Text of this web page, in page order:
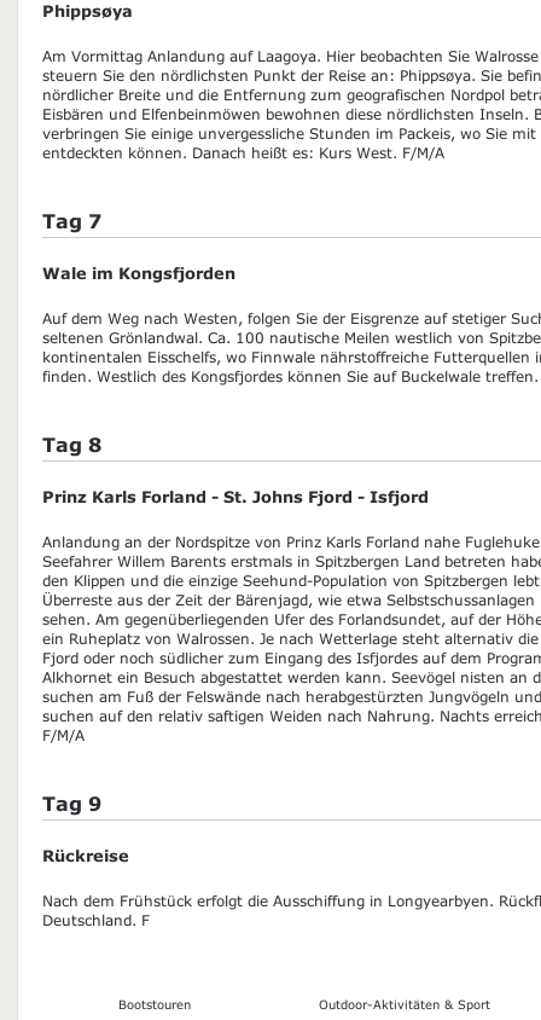
Phippsøya
Am Vormittag Anlandung auf Laagoya. Hier beobachten Sie
steuern Sie den nördlichsten Punkt der Reise an: Phippsøya. Sie
nördlicher Breite und die Entfernung zum geografischen Nordpol
Eisbären und Elfenbeinmöwen bewohnen diese nördlichsten Inseln.
verbringen Sie einige unvergessliche Stunden im Packeis, wo Sie
entdeckten können. Danach heißt es: Kurs West. F/M/A
Tag 7
Wale im Kongsfjorden
Auf dem Weg nach Westen, folgen Sie der Eisgrenze auf stetiger
seltenen Grönlandwal. Ca. 100 nautische Meilen westlich von
kontinentalen Eisschelfs, wo Finnwale nährstoffreiche Futterquellen
finden. Westlich des Kongsfjordes können Sie auf Buckelwale
Tag 8
Prinz Karls Forland - St. Johns Fjord - Isfjord
Anlandung an der Nordspitze von Prinz Karls Forland nahe
Seefahrer Willem Barents erstmals in Spitzbergen Land betreten
den Klippen und die einzige Seehund-Population von Spitzbergen
Überreste aus der Zeit der Bärenjagd, wie etwa
sehen. Am gegenüberliegenden Ufer des Forlandsundet, auf der
ein Ruheplatz von Walrossen. Je nach Wetterlage steht alternativ
Fjord oder noch südlicher zum Eingang des Isfjordes auf dem
Alkhornet ein Besuch abgestattet werden kann. Seevögel nisten an
suchen am Fuß der Felswände nach herabgestürzten Jungvögeln
suchen auf den relativ saftigen Weiden nach Nahrung. Nachts
F/M/A
Tag 9
Rückreise
Nach dem Frühstück erfolgt die Ausschiffung in Longyearbyen.
Deutschland. F
Bootstouren Outdoor-Aktivitäten & Sport